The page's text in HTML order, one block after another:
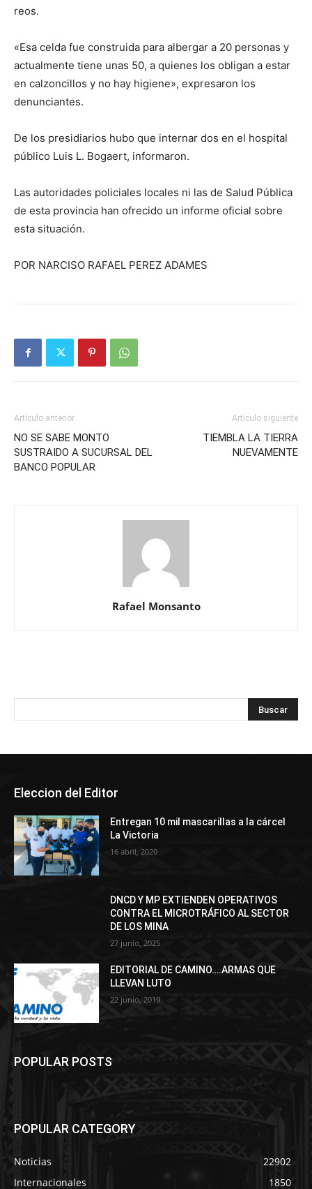
reos.
«Esa celda fue construida para albergar a 20 personas y
actualmente tiene unas 50, a quienes los obligan a estar
en calzoncillos y no hay higiene», expresaron los
denunciantes.
De los presidiarios hubo que internar dos en el hospital
público Luis L. Bogaert, informaron.
Las autoridades policiales locales ni las de Salud Pública
de esta provincia han ofrecido un informe oficial sobre
esta situación.
POR NARCISO RAFAEL PEREZ ADAMES
Artículo anterior
NO SE SABE MONTO
SUSTRAIDO A SUCURSAL DEL
BANCO POPULAR
Artículo siguiente
TIEMBLA LA TIERRA
NUEVAMENTE
Rafael Monsanto
Eleccion del Editor
Entregan 10 mil mascarillas a la cárcel
La Victoria
16 abril, 2020
DNCD Y MP EXTIENDEN OPERATIVOS
CONTRA EL MICROTRÁFICO AL SECTOR
DE LOS MINA
27 junio, 2025
EDITORIAL DE CAMINO….ARMAS QUE
LLEVAN LUTO
22 junio, 2019
POPULAR POSTS
POPULAR CATEGORY
Noticias
22902
Internacionales
1850